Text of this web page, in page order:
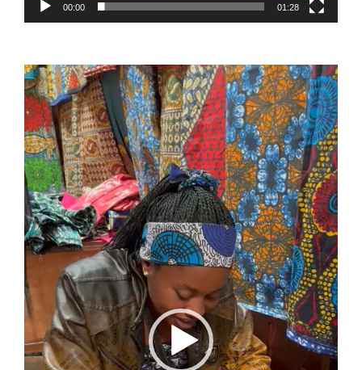
00:00 01:28
Reproductor
de
vídeo